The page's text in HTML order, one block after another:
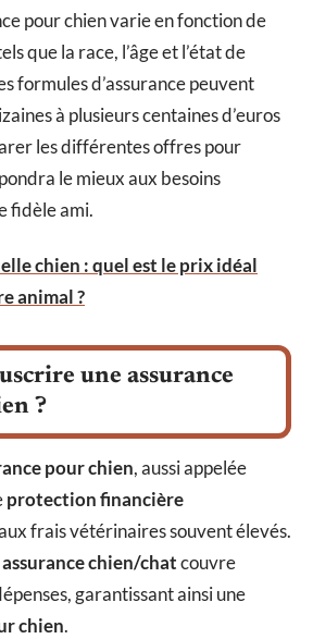
pour chien varie en fonction de
que la race, l’âge et l’état de
formules d’assurance peuvent
à plusieurs centaines d’euros
les différentes offres pour
le mieux aux besoins
fidèle ami.
chien : quel est le prix idéal
animal ?
une assurance
?
pour chien, aussi appelée
protection financière
frais vétérinaires souvent élevés.
assurance chien/chatcouvre
garantissant ainsi une
chien.